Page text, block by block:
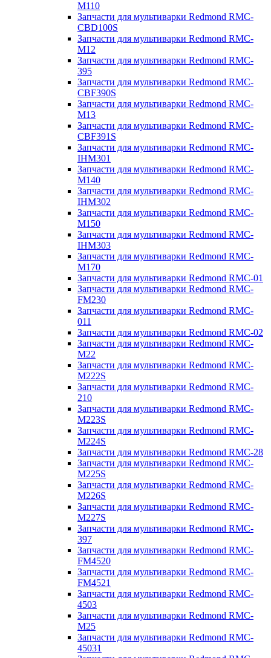
M110
Запчасти для мультиварки Redmond RMC-
CBD100S
Запчасти для мультиварки Redmond RMC-
M12
Запчасти для мультиварки Redmond RMC-
395
Запчасти для мультиварки Redmond RMC-
CBF390S
Запчасти для мультиварки Redmond RMC-
M13
Запчасти для мультиварки Redmond RMC-
CBF391S
Запчасти для мультиварки Redmond RMC-
IHM301
Запчасти для мультиварки Redmond RMC-
M140
Запчасти для мультиварки Redmond RMC-
IHM302
Запчасти для мультиварки Redmond RMC-
M150
Запчасти для мультиварки Redmond RMC-
IHM303
Запчасти для мультиварки Redmond RMC-
M170
Запчасти для мультиварки Redmond RMC-01
Запчасти для мультиварки Redmond RMC-
FM230
Запчасти для мультиварки Redmond RMC-
011
Запчасти для мультиварки Redmond RMC-02
Запчасти для мультиварки Redmond RMC-
M22
Запчасти для мультиварки Redmond RMC-
M222S
Запчасти для мультиварки Redmond RMC-
210
Запчасти для мультиварки Redmond RMC-
M223S
Запчасти для мультиварки Redmond RMC-
M224S
Запчасти для мультиварки Redmond RMC-28
Запчасти для мультиварки Redmond RMC-
M225S
Запчасти для мультиварки Redmond RMC-
M226S
Запчасти для мультиварки Redmond RMC-
M227S
Запчасти для мультиварки Redmond RMC-
397
Запчасти для мультиварки Redmond RMC-
FM4520
Запчасти для мультиварки Redmond RMC-
FM4521
Запчасти для мультиварки Redmond RMC-
4503
Запчасти для мультиварки Redmond RMC-
M25
Запчасти для мультиварки Redmond RMC-
45031